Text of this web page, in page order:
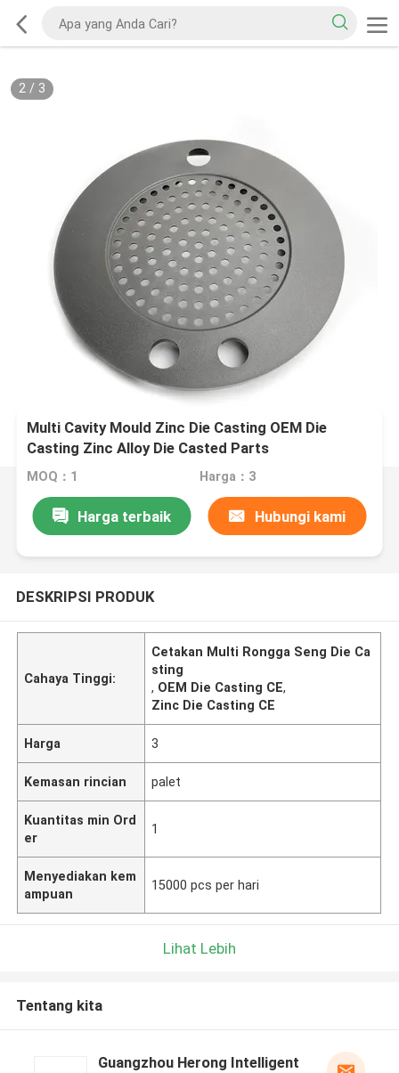
2/ 3
Multi Cavity Mould Zinc Die Casting OEM Die
Casting Zinc Alloy Die Casted Parts
MOQ：1 Harga：3
Harga terbaik Hubungi kami
DESKRIPSI PRODUK
Cahaya Tinggi:
Cetakan Multi Rongga Seng Die Ca
sting
, OEM Die Casting CE,
Zinc Die Casting CE
Harga 3
Kemasan rincian palet
Kuantitas min Ord
er
1
Menyediakan kem
ampuan
15000 pcs per hari
Lihat Lebih
Tentang kita
Guangzhou Herong Intelligent